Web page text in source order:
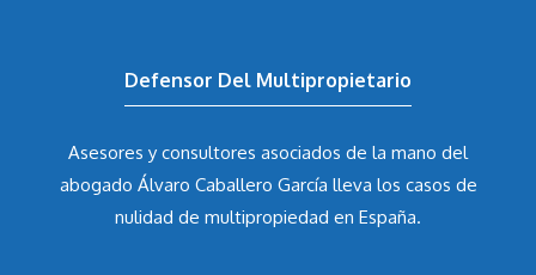
Asesores y consultores asociados de la mano del
abogado Álvaro Caballero Garcíalleva los casos de